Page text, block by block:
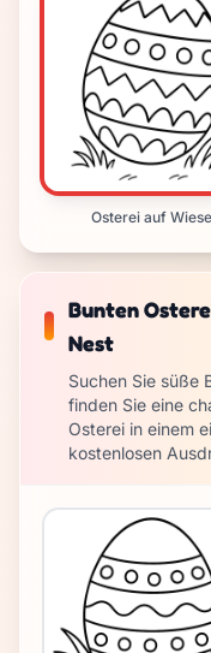
Osterei auf Wiese
Bunten
Nest
Suchen Sie süße
finden Sie eine
Osterei in einem
kostenlosen